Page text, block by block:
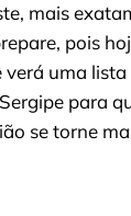
mais
pois
verá uma
para
se torne